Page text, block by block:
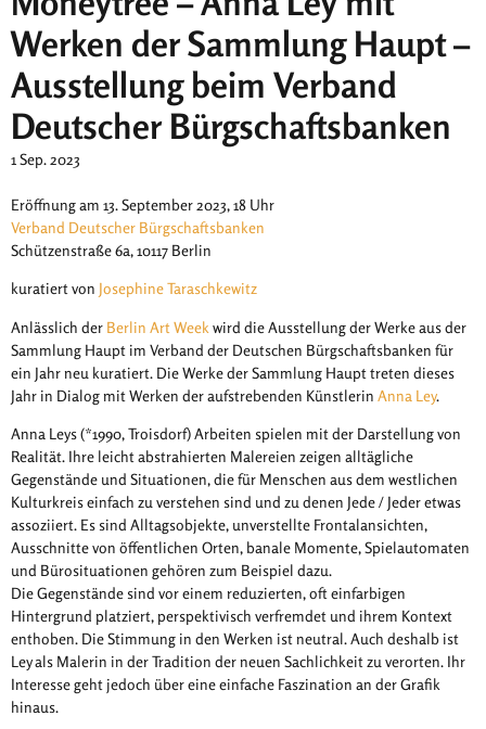
Werken der Sammlung Haupt –
Ausstellung beim Verband
Deutscher Bürgschaftsbanken
1 Sep. 2023
Eröffnung am 13. September 2023, 18 Uhr
Verband Deutscher Bürgschaftsbanken
Schützenstraße 6a, 10117 Berlin
kuratiert von Josephine Taraschkewitz
Anlässlich der Berlin Art Week wird die Ausstellung der Werke aus der
Sammlung Haupt im Verband der Deutschen Bürgschaftsbanken für
ein Jahr neu kuratiert. Die Werke der Sammlung Haupt treten dieses
Jahr in Dialog mit Werken der aufstrebenden Künstlerin Anna Ley.
Anna Leys (*1990, Troisdorf) Arbeiten spielen mit der Darstellung von
Realität. Ihre leicht abstrahierten Malereien zeigen alltägliche
Gegenstände und Situationen, die für Menschen aus dem westlichen
Kulturkreis einfach zu verstehen sind und zu denen Jede / Jeder etwas
assoziiert. Es sind Alltagsobjekte, unverstellte Frontalansichten,
Ausschnitte von öffentlichen Orten, banale Momente, Spielautomaten
und Bürosituationen gehören zum Beispiel dazu.
Die Gegenstände sind vor einem reduzierten, oft einfarbigen
Hintergrund platziert, perspektivisch verfremdet und ihrem Kontext
enthoben. Die Stimmung in den Werken ist neutral. Auch deshalb ist
Ley als Malerin in der Tradition der neuen Sachlichkeit zu verorten. Ihr
Interesse geht jedoch über eine einfache Faszination an der Grafik
hinaus.